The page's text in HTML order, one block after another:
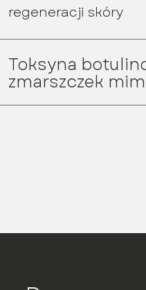
regeneracji skóry
Toksyna
zmarszczek